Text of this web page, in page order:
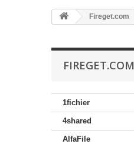
Fireget.com
FIREGET.COM
1fichier
4shared
AlfaFile